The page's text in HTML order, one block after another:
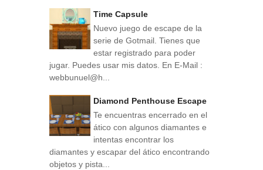
Time Capsule
Nuevo juego de escape de la
serie de Gotmail. Tienes que
estar registrado para poder
jugar. Puedes usar mis datos. En E-Mail :
webbunuel@h...
Diamond Penthouse Escape
Te encuentras encerrado en el
ático con algunos diamantes e
intentas encontrar los
diamantes y escapar del ático encontrando
objetos y pista...